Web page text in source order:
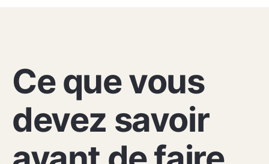
Ce que vous
devez savoir